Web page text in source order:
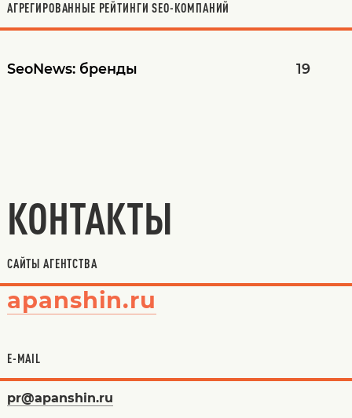
АГРЕГИРОВАННЫЕ РЕЙТИНГИ SEO-КОМПАНИЙ
SeoNews: бренды 19
КОНТАКТЫ
САЙТЫ АГЕНТСТВА
apanshin.ru
E-MAIL
pr@apanshin.ru